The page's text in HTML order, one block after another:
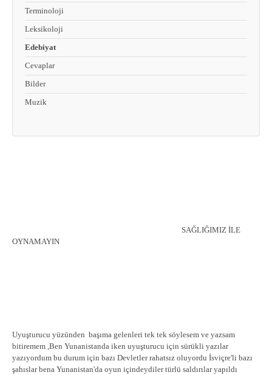
Terminoloji
Leksikoloji
Edebiyat
Cevaplar
Bilder
Muzik
SAĞLIĞIMIZ İLE
OYNAMAYIN
Uyuşturucu yüzünden başıma gelenleri tek tek söylesem ve yazsam
bitiremem ,Ben Yunanistanda iken uyuşturucu için sürükli yazılar
yazıyordum bu durum için bazı Devletler rahatsız oluyordu İsviçre'li bazı
şahıslar bena Yunanistan'da oyun içindeydiler türlü saldırılar yapıldı